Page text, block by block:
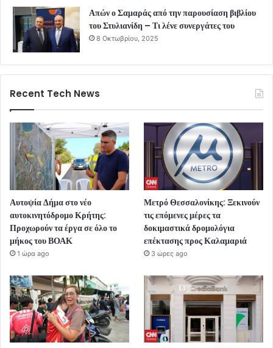
Απών ο Σαμαράς από την παρουσίαση βιβλίου
του Στυλιανίδη – Τι λένε συνεργάτες του
8 Οκτωβρίου, 2025
Recent Tech News
Αυτοψία Δήμα στο νέο
αυτοκινητόδρομο Κρήτης:
Προχωρούν τα έργα σε όλο το
μήκος του ΒΟΑΚ
1 ώρα ago
Μετρό Θεσσαλονίκης: Ξεκινούν
τις επόμενες μέρες τα
δοκιμαστικά δρομολόγια
επέκτασης προς Καλαμαριά
3 ώρες ago